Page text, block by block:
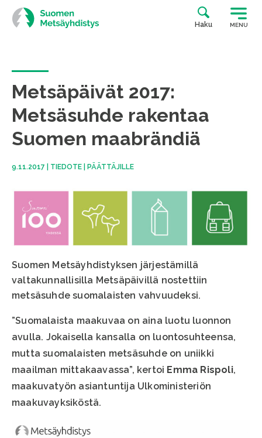
Siirry
suoraan
sisältöön
Haku MENU
Metsäpäivät 2017:
Metsäsuhde rakentaa
Suomen maabrändiä
9.11.2017 TIEDOTE PÄÄTTÄJILLE
Suomen Metsäyhdistyksen järjestämillä
valtakunnallisilla Metsäpäivillä nostettiin
metsäsuhde suomalaisten vahvuudeksi.
”Suomalaista maakuvaa on aina luotu luonnon
avulla. Jokaisella kansalla on luontosuhteensa,
mutta suomalaisten metsäsuhde on uniikki
maailman mittakaavassa”, kertoi Emma Rispoli,
maakuvatyön asiantuntija Ulkoministeriön
maakuvayksiköstä.